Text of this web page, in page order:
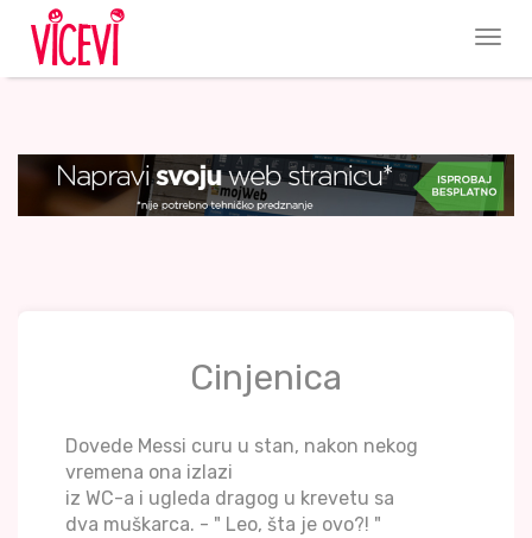
Cinjenica
Dovede Messi curu u stan, nakon nekog
vremena ona izlazi
iz WC-a i ugleda dragog u krevetu sa
dva muškarca. - " Leo, šta je ovo?! "